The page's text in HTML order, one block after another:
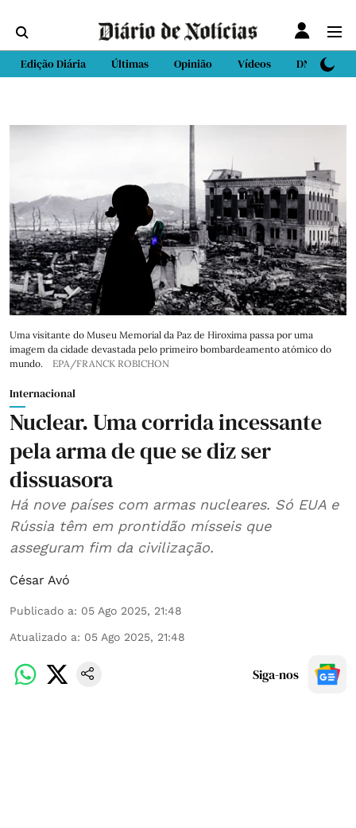
Edição Diária Últimas Opinião Vídeos DN Sport
Uma visitante do Museu Memorial da Paz de Hiroxima passa por uma
imagem da cidade devastada pelo primeiro bombardeamento atómico do
mundo.
EPA/FRANCK ROBICHON
Internacional
Nuclear. Uma corrida incessante
pela arma de que se diz ser
dissuasora
Há nove países com armas nucleares. Só EUA e
Rússia têm em prontidão mísseis que
asseguram fim da civilização.
César Avó
Publicado a: 05 Ago 2025, 21:48
Atualizado a: 05 Ago 2025, 21:48
Siga-nos